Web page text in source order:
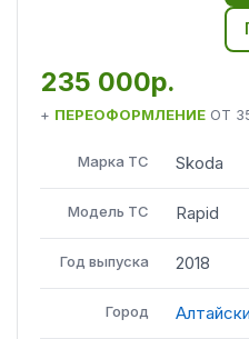
235 000р.
+ ПЕРЕОФОРМЛЕНИЕ ОТ
Марка ТС Skoda
Модель ТС Rapid
Год выпуска 2018
Город